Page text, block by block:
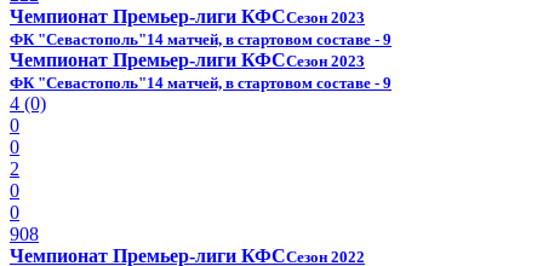
Чемпионат Премьер-лиги КФССезон 2023
ФК "Севастополь"14 матчей, в стартовом составе - 9
Чемпионат Премьер-лиги КФССезон 2023
ФК "Севастополь"14 матчей, в стартовом составе - 9
4 (0)
0
0
2
0
0
908
Чемпионат Премьер-лиги КФССезон 2022